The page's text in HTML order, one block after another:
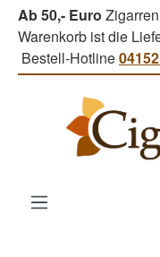
Zum Hauptinhalt
Ab 50,- Euro
Warenkorb ist die
Bestell-Hotline